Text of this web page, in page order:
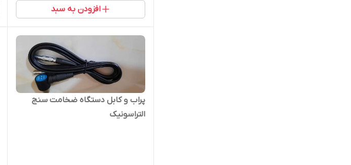
افزودن به سبد
پراب و کابل دستگاه ضخامت سنج
التراسونیک